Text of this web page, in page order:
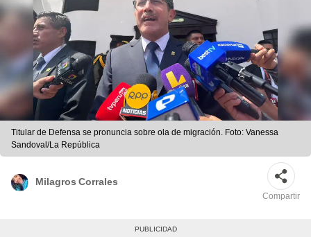
Titular de Defensa se pronuncia sobre ola de migración. Foto: Vanessa
Sandoval/La República
Milagros Corrales
Compartir